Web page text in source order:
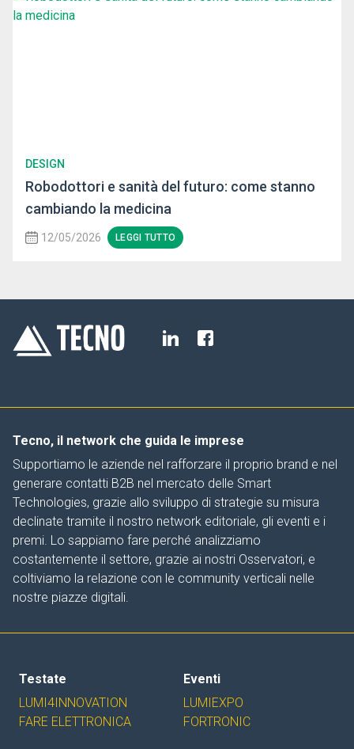
DESIGN
Robodottori e sanità del futuro: come stanno
cambiando la medicina
12/05/2026 LEGGI TUTTO
Tecno, il network che guida le imprese
Supportiamo le aziende nel rafforzare il proprio brand e nel
generare contatti B2B nel mercato delle Smart
Technologies, grazie allo sviluppo di strategie su misura
declinate tramite il nostro network editoriale, gli eventi e i
premi. Lo sappiamo fare perché analizziamo
costantemente il settore, grazie ai nostri Osservatori, e
coltiviamo la relazione con le community verticali nelle
nostre piazze digitali.
Testate
LUMI4INNOVATION
FARE ELETTRONICA
Eventi
LUMIEXPO
FORTRONIC